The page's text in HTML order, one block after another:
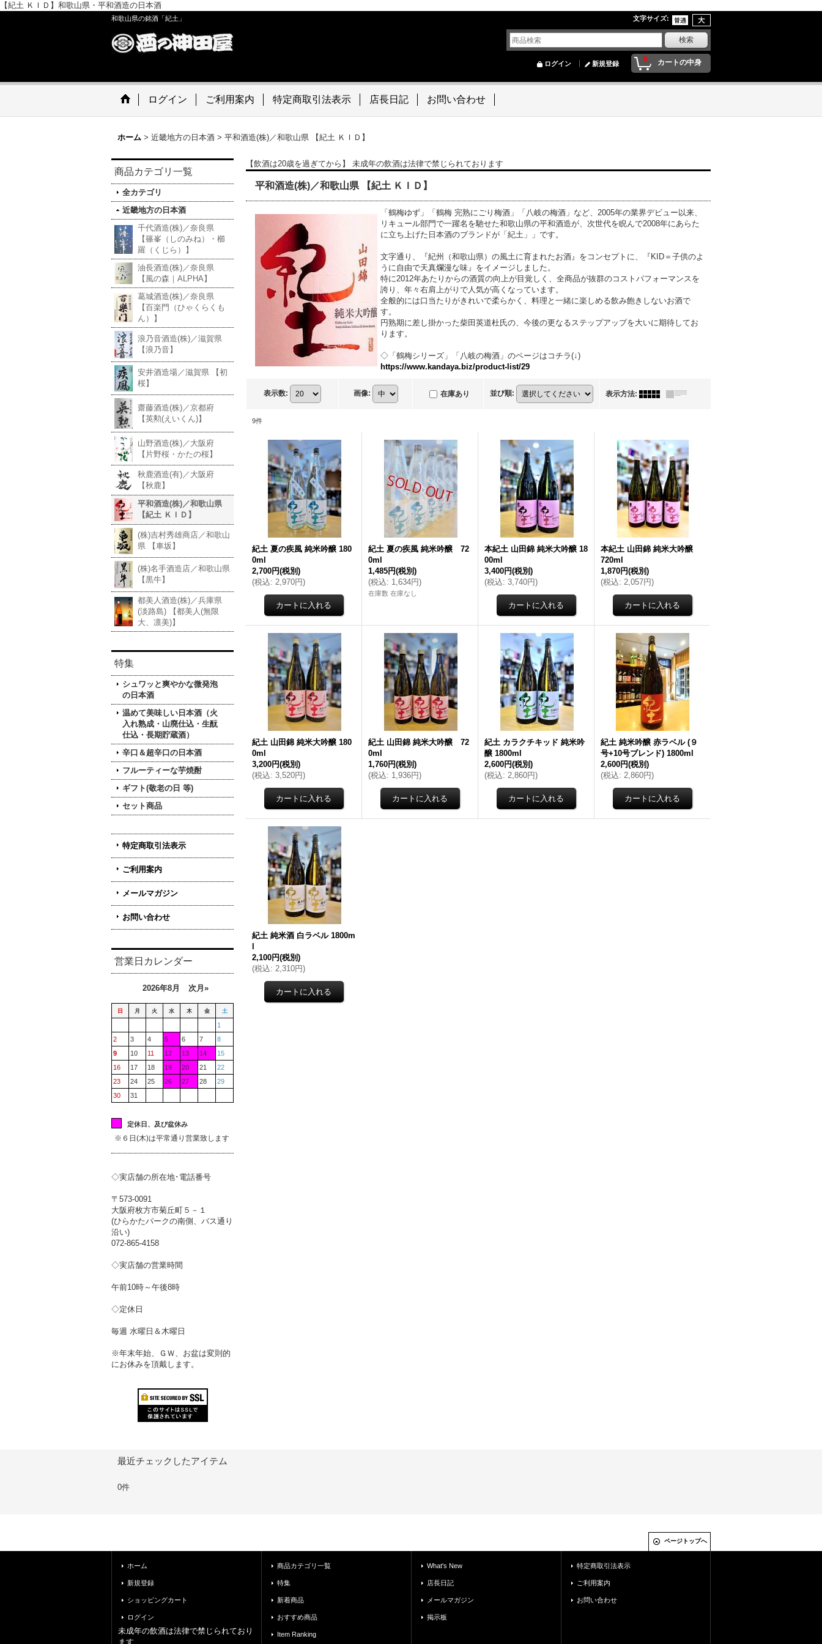
【紀土 ＫＩＤ】和歌山県・平和酒造の日本酒
和歌山県の銘酒「紀土」 文字サイズ:
0 カートの中身
ログイン 新規登録
ログイン ご利用案内 特定商取引法表示 店長日記 お問い合わせ
ホーム > 近畿地方の日本酒 > 平和酒造(株)／和歌山県 【紀土 ＫＩＤ】
商品カテゴリ一覧
全カテゴリ
近畿地方の日本酒
千代酒造(株)／奈良県
【篠峯（しのみね）・櫛
羅（くじら）】
油長酒造(株)／奈良県
【風の森｜ALPHA】
葛城酒造(株)／奈良県
【百楽門（ひゃくらくも
ん）】
浪乃音酒造(株)／滋賀県
【浪乃音】
安井酒造場／滋賀県 【初
桜】
齋藤酒造(株)／京都府
【英勲(えいくん)】
山野酒造(株)／大阪府
【片野桜・かたの桜】
秋鹿酒造(有)／大阪府
【秋鹿】
平和酒造(株)／和歌山県
【紀土 ＫＩＤ】
(株)吉村秀雄商店／和歌山
県 【車坂】
(株)名手酒造店／和歌山県
【黒牛】
都美人酒造(株)／兵庫県
(淡路島) 【都美人(無限
大、凛美)】
特集
シュワッと爽やかな微発泡
の日本酒
温めて美味しい日本酒（火
入れ熟成・山廃仕込・生酛
仕込・長期貯蔵酒）
辛口＆超辛口の日本酒
フルーティーな芋焼酎
ギフト(敬老の日 等)
セット商品
特定商取引法表示
ご利用案内
メールマガジン
お問い合わせ
営業日カレンダー
2026年8月 次月»
日 月 火 水 木 金 土
1
2
3 4 5 6 7
8
9
10 11 12 13 14
15
16
17 18 19 20 21
22
23
24 25 26 27 28
29
30
31
定休日、及び盆休み
※６日(木)は平常通り営業致します
◇実店舗の所在地･電話番号
〒573-0091
大阪府枚方市菊丘町５－１
(ひらかたパークの南側、バス通り
沿い)
072-865-4158
◇実店舗の営業時間
午前10時～午後8時
◇定休日
毎週 水曜日＆木曜日
※年末年始、ＧＷ、お盆は変則的
にお休みを頂戴します。
【飲酒は20歳を過ぎてから】 未成年の飲酒は法律で禁じられております
平和酒造(株)／和歌山県 【紀土 ＫＩＤ】
「鶴梅ゆず」「鶴梅 完熟にごり梅酒」「八岐の梅酒」など、2005年の業界デビュー以来、
リキュール部門で一躍名を馳せた和歌山県の平和酒造が、次世代を睨んで2008年にあらた
に立ち上げた日本酒のブランドが「紀土」」です。
文字通り、『紀州（和歌山県）の風土に育まれたお酒』をコンセプトに、『KID＝子供のよ
うに自由で天真爛漫な味』をイメージしました。
特に2012年あたりからの酒質の向上が目覚しく、全商品が抜群のコストパフォーマンスを
誇り、年々右肩上がりで人気が高くなっています。
全般的には口当たりがきれいで柔らかく、料理と一緒に楽しめる飲み飽きしないお酒で
す。
円熟期に差し掛かった柴田英道杜氏の、今後の更なるステップアップを大いに期待してお
ります。
◇「鶴梅シリーズ」「八岐の梅酒」のページはコチラ(↓)
https://www.kandaya.biz/product-list/29
表示数: 画像: 在庫あり 並び順: 表示方法:
9件
紀土 夏の疾風 純米吟醸 180
0ml
2,700円(税別)
(税込: 2,970円)
紀土 夏の疾風 純米吟醸 72
0ml
1,485円(税別)
(税込: 1,634円)
在庫数 在庫なし
本紀土 山田錦 純米大吟醸 18
00ml
3,400円(税別)
(税込: 3,740円)
本紀土 山田錦 純米大吟醸
720ml
1,870円(税別)
(税込: 2,057円)
紀土 山田錦 純米大吟醸 180
0ml
3,200円(税別)
(税込: 3,520円)
紀土 山田錦 純米大吟醸 72
0ml
1,760円(税別)
(税込: 1,936円)
紀土 カラクチキッド 純米吟
醸 1800ml
2,600円(税別)
(税込: 2,860円)
紀土 純米吟醸 赤ラベル (９
号+10号ブレンド) 1800ml
2,600円(税別)
(税込: 2,860円)
紀土 純米酒 白ラベル 1800m
2,100円(税別)
(税込: 2,310円)
最近チェックしたアイテム
0件
ページトップへ
ホーム
新規登録
ショッピングカート
ログイン
未成年の飲酒は法律で禁じられており
ます
商品カテゴリ一覧
特集
新着商品
おすすめ商品
Item Ranking
What's New
店長日記
メールマガジン
掲示板
特定商取引法表示
ご利用案内
お問い合わせ